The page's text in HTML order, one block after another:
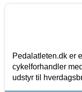
Pedalatleten.dk er
cykelforhandler
udstyr til